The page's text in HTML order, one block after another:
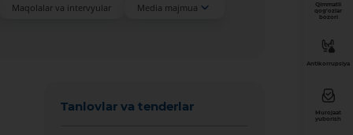
Maqolalar va intervyular
Media majmua
Tanlovlar va tenderlar
Qimmatli
qog'ozlar
bozori
Antikorrupsiya
Murojaat
yuborish